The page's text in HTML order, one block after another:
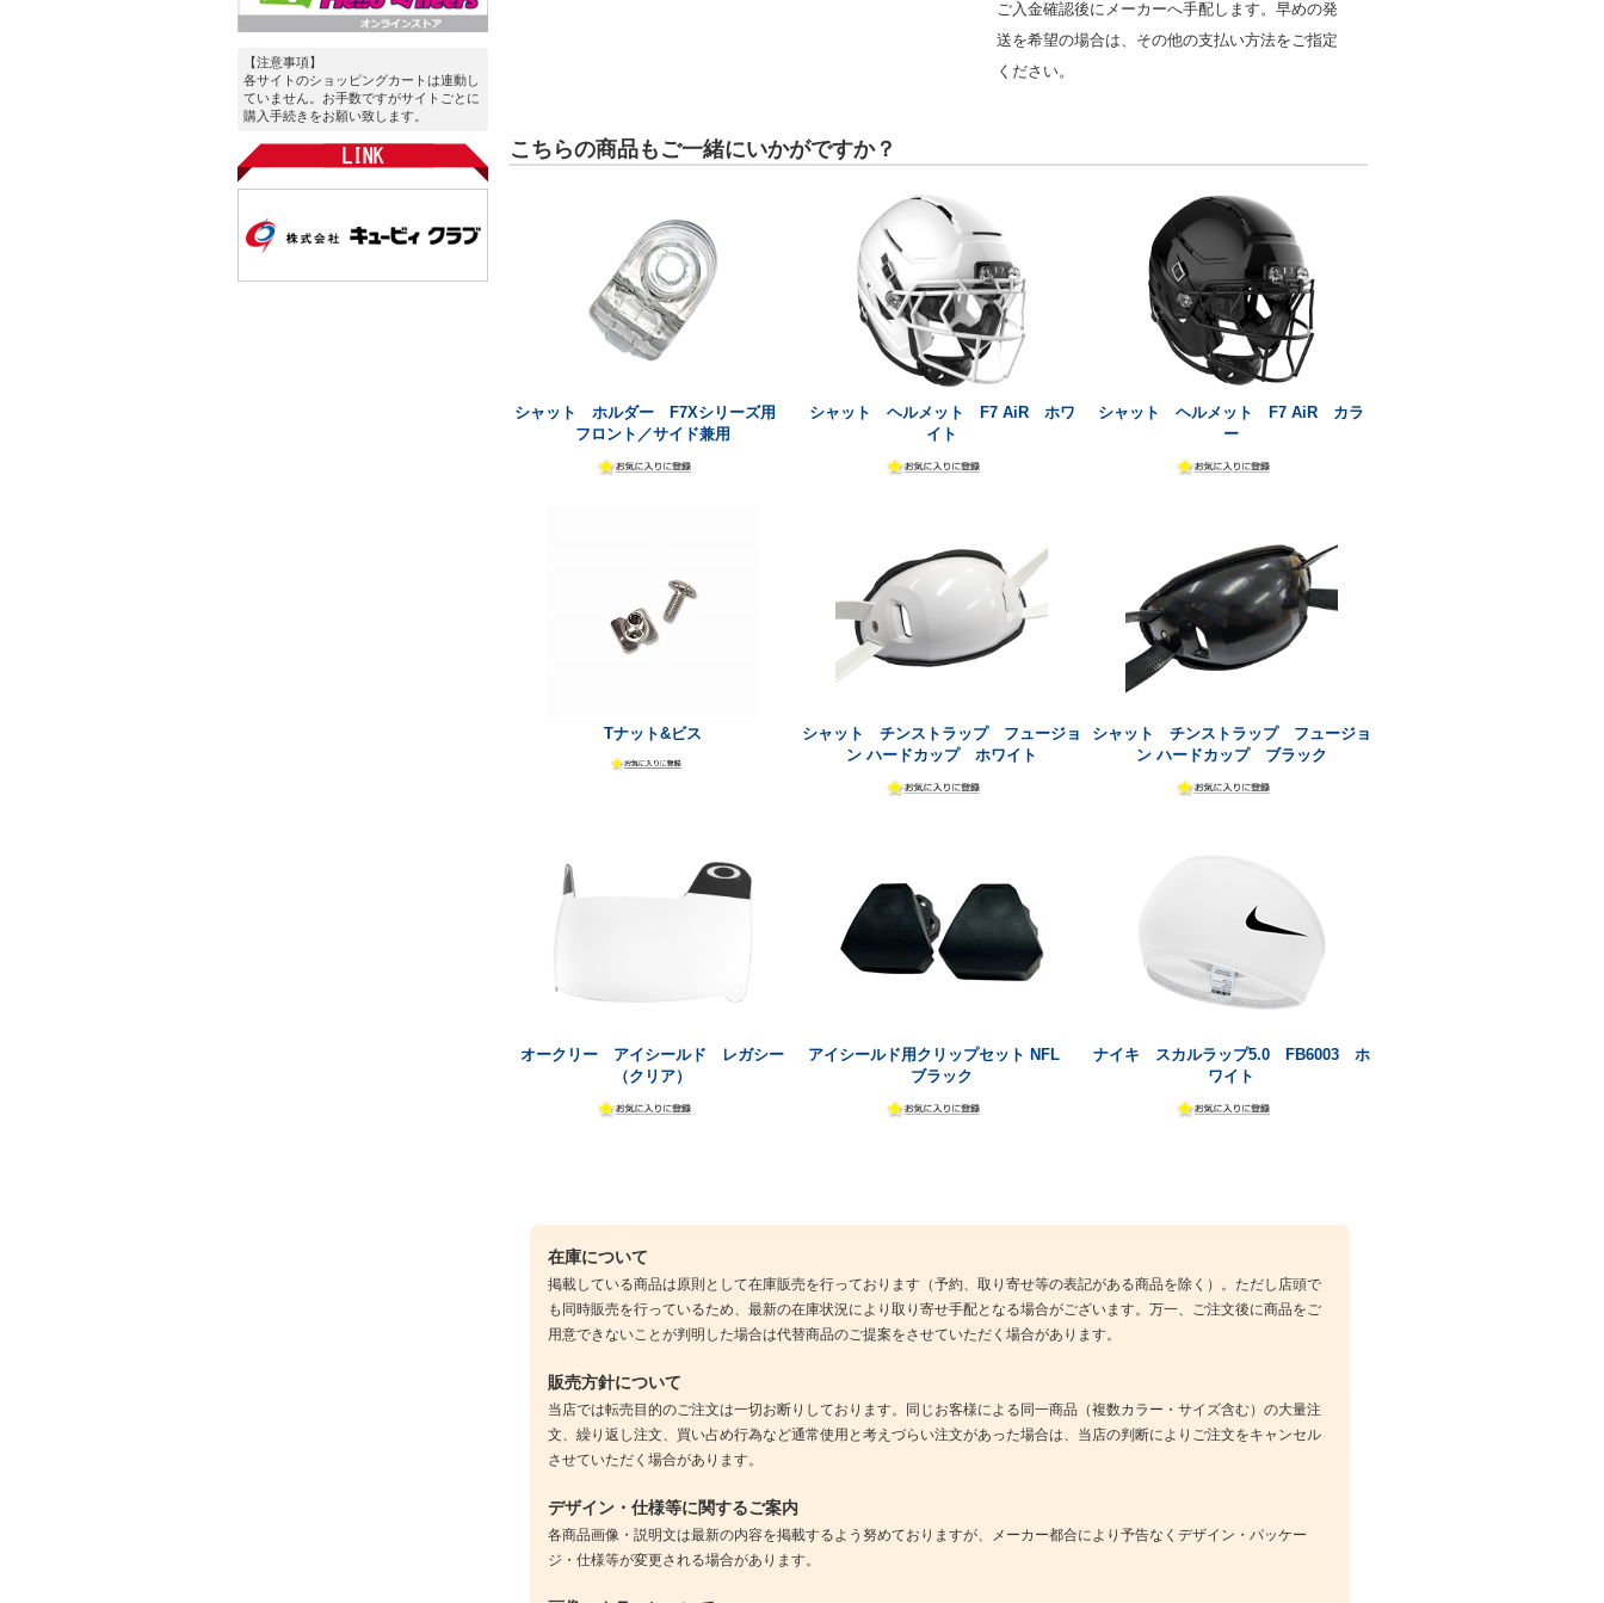
【注意事項】
各サイトのショッピングカートは連動し
ていません。お手数ですがサイトごとに
購入手続きをお願い致します。
ご入金確認後にメーカーへ手配します。早めの発
送を希望の場合は、その他の支払い方法をご指定
ください。
こちらの商品もご一緒にいかがですか？
シャット ホルダー F7Xシリーズ用
フロント／サイド兼用
シャット ヘルメット F7 AiR ホワ
イト
シャット ヘルメット F7 AiR カラ
ー
Tナット&ビス
シャット チンストラップ フュージョ
ン ハードカップ ホワイト
シャット チンストラップ フュージョ
ン ハードカップ ブラック
オークリー アイシールド レガシー
（クリア）
アイシールド用クリップセット NFL
ブラック
ナイキ スカルラップ5.0 FB6003 ホ
ワイト
在庫について
掲載している商品は原則として在庫販売を行っております（予約、取り寄せ等の表記がある商品を除く）。ただし店頭で
も同時販売を行っているため、最新の在庫状況により取り寄せ手配となる場合がございます。万一、ご注文後に商品をご
用意できないことが判明した場合は代替商品のご提案をさせていただく場合があります。
販売方針について
当店では転売目的のご注文は一切お断りしております。同じお客様による同一商品（複数カラー・サイズ含む）の大量注
文、繰り返し注文、買い占め行為など通常使用と考えづらい注文があった場合は、当店の判断によりご注文をキャンセル
させていただく場合があります。
デザイン・仕様等に関するご案内
各商品画像・説明文は最新の内容を掲載するよう努めておりますが、メーカー都合により予告なくデザイン・パッケー
ジ・仕様等が変更される場合があります。